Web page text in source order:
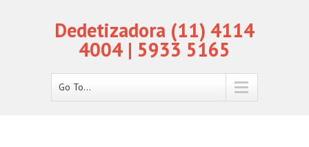
Dedetizadora (11) 4114
4004 | 5933 5165
Go To...